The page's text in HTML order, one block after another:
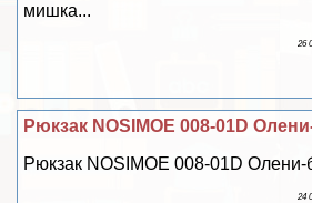
мишка...
26
Рюкзак NOSIMOE 008-01D
Рюкзак NOSIMOE 008-01D Олени-
24